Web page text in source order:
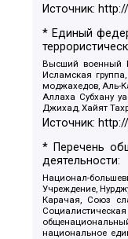
Источник:
* Единый
Высший военный
Исламская
моджахедов, Аль-
Аллаха Субхану
Джихад, Хайят
Источник:
* Перечень
деятельности:
Национал-
Учреждение,
Карачая, Союз
национальное